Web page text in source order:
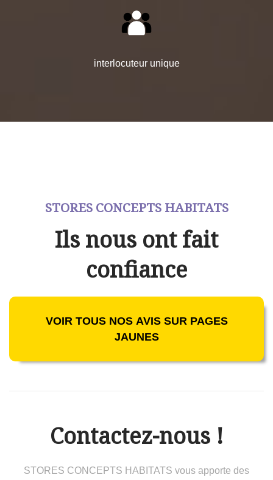
interlocuteur unique
STORES CONCEPTS HABITATS
Ils nous ont fait
confiance
VOIR TOUS NOS AVIS SUR PAGES
JAUNES
Contactez-nous !
STORES CONCEPTS HABITATS vous apporte des